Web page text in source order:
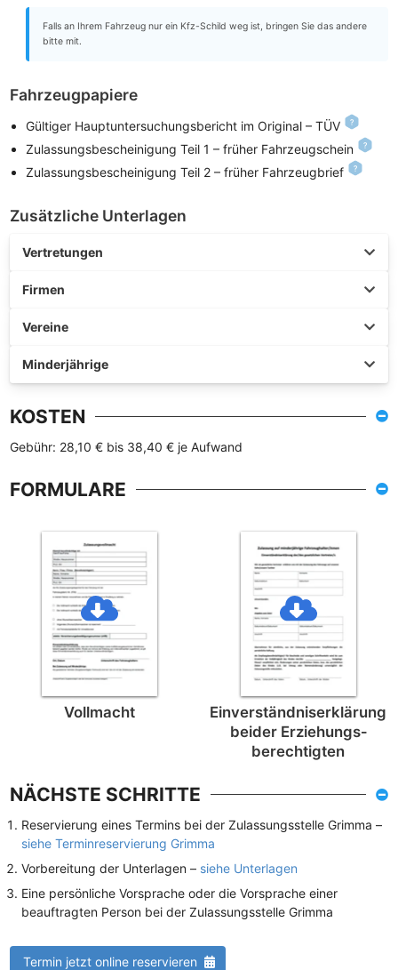
Falls an Ihrem Fahrzeug nur ein Kfz-Schild weg ist, bringen Sie das andere
bitte mit.
Fahrzeugpapiere
Gültiger Hauptuntersuchungsbericht im Original – TÜV
Zulassungsbescheinigung Teil 1 – früher Fahrzeugschein
Zulassungsbescheinigung Teil 2 – früher Fahrzeugbrief
Zusätzliche Unterlagen
Vertretungen
Firmen
Vereine
Minderjährige
KOSTEN
Gebühr: 28,10 € bis 38,40 € je Aufwand
FORMULARE
Vollmacht
Einverständnis­erklärung
beider Erziehungs­
berechtigten
NÄCHSTE SCHRITTE
Reservierung eines Termins bei der Zulassungsstelle Grimma –
siehe Terminreservierung Grimma
Vorbereitung der Unterlagen – siehe Unterlagen
Eine persönliche Vorsprache oder die Vorsprache einer
beauftragten Person bei der Zulassungsstelle Grimma
Termin jetzt online reservieren